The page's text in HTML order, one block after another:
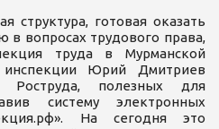
структура, готовая оказать
в вопросах трудового права,
труда в Мурманской
инспекции Юрий Дмитриев
Роструда, полезных для
систему электронных
На сегодня это